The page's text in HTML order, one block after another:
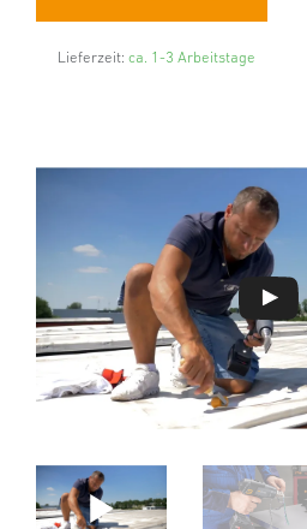
Lieferzeit:ca. 1-3 Arbeitstage